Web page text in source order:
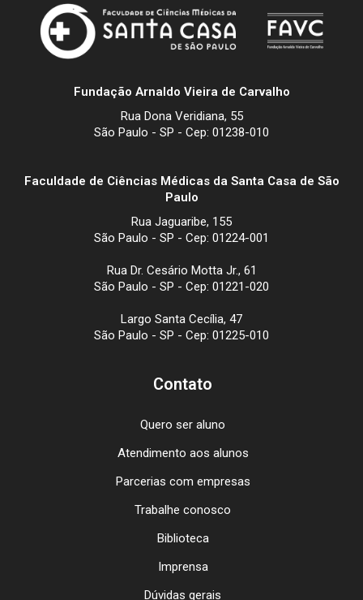
Fundação Arnaldo Vieira de Carvalho
Rua Dona Veridiana, 55
São Paulo - SP - Cep: 01238-010
Faculdade de Ciências Médicas da Santa Casa de São
Paulo
Rua Jaguaribe, 155
São Paulo - SP - Cep: 01224-001
Rua Dr. Cesário Motta Jr., 61
São Paulo - SP - Cep: 01221-020
Largo Santa Cecília, 47
São Paulo - SP - Cep: 01225-010
Contato
Quero ser aluno
Atendimento aos alunos
Parcerias com empresas
Trabalhe conosco
Biblioteca
Imprensa
Dúvidas gerais